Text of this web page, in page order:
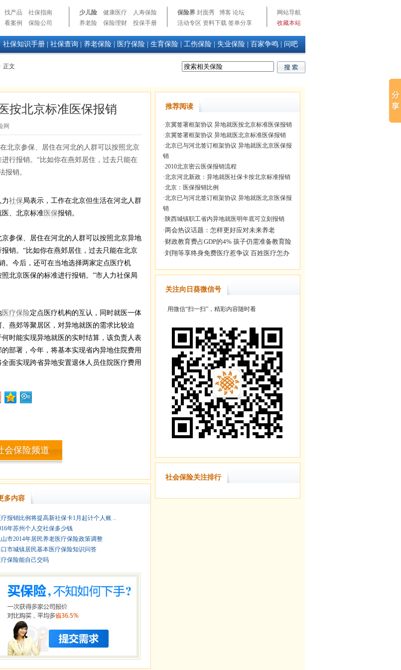
找产品
社保指南
看案例 保险公司
少儿险 健康医疗
人寿保险
养老险
保险理财 投保手册
保险界 封面秀 博客 论坛
活动专区 资料下载 签单分享
网站导航
收藏本站
社保知识手册 社保查询 养老保险 医疗保险 生育保险 工伤保险 失业保险 百家争鸣 问吧
正文
按北京标准医保报销
网
北京参保、居住在河北的人群可以按照北京
行报销。“比如你在燕郊居住，过去只能在
报销。
社保局表示，工作在北京但生活在河北人群
医、北京标准医保报销。
保、居住在河北的人群可以按照北京异地
销。“比如你在燕郊居住，过去只能在北京
。今后，还可在当地选择两家定点医疗机
北京医保的标准进行报销。”市人力社保局
医疗保险定点医疗机构的互认，同时就医一体
燕郊等聚居区，对异地就医的需求比较迫
时能实现异地就医的实时结算，该负责人表
部署，今年，将基本实现省内异地住院费用
面实现跨省异地安置退休人员住院医疗费用
会保险频道
多内容
疗报销比例将提高新社保卡1月起计个人账 ..
年苏州个人交社保多少钱
山市2014年居民养老医疗保险政策调整
市城镇居民基本医疗保险知识问答
疗保险能自己交吗
推荐阅读
·京冀签署框架协议 异地就医按北京标准医保报销
·京冀签署框架协议 异地就医北京标准医保报销
·北京已与河北签订框架协议 异地就医北京医保报
销
·2010北京密云医保报销流程
·北京河北新政：异地就医社保卡按北京标准报销
·北京：医保报销比例
·北京已与河北签订框架协议 异地就医北京医保报
销
·陕西城镇职工省内异地就医明年底可立刻报销
关注向日葵微信号
用微信“扫一扫”，精彩内容随时看
社会保险关注排行